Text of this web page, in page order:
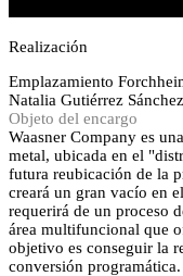
Realización
Emplazamiento
Natalia Gutiérrez
Objeto del encargo
Waasner Company es
metal, ubicada en el
futura reubicación de la
creará un gran vacío en
requerirá de un proceso
área multifuncional que
objetivo es conseguir la
conversión programática.